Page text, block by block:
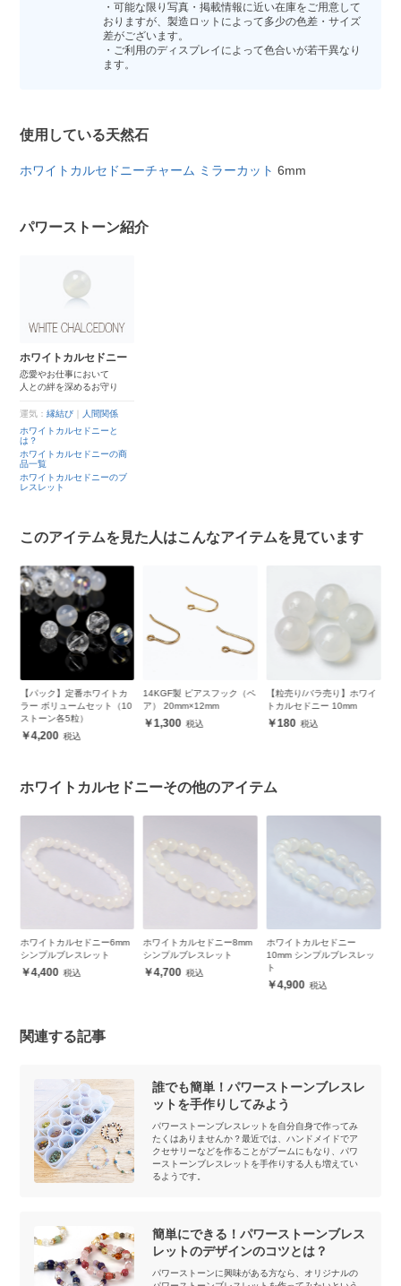
・可能な限り写真・掲載情報に近い在庫をご用意して
おりますが、製造ロットによって多少の色差・サイズ
差がございます。
・ご利用のディスプレイによって色合いが若干異なり
ます。
使用している天然石
ホワイトカルセドニーチャーム ミラーカット 6mm
パワーストーン紹介
ホワイトカルセドニー
恋愛やお仕事において
人との絆を深めるお守り
運気：縁結び
人間関係
ホワイトカルセドニーと
は？
ホワイトカルセドニーの商
品一覧
ホワイトカルセドニーのブ
レスレット
このアイテムを見た人はこんなアイテムを見ています
14KGF製 ピアスフック（ペ
ア） 20mm×12mm
1,300
【粒売り/バラ売り】ホワイ
トカルセドニー 10mm
180
ロンデル 4.8mm（平型・シ
ルバー）
190
ホワイトカルセドニーその他のアイテム
ホワイトカルセドニー8mm
シンプルブレスレット
4,700
ホワイトカルセドニー
10mm シンプルブレスレッ
ト
ホワイトカルセドニー（64
面カット) 8mm シンプルブ
レスレット
4,700
関連する記事
誰でも簡単！パワーストーンブレスレ
ットを手作りしてみよう
パワーストーンブレスレットを自分自身で作ってみ
たくはありませんか？最近では、ハンドメイドでア
クセサリーなどを作ることがブームにもなり、パワ
ーストーンブレスレットを手作りする人も増えてい
るようです。
簡単にできる！パワーストーンブレス
レットのデザインのコツとは？
パワーストーンに興味がある方なら、オリジナルの